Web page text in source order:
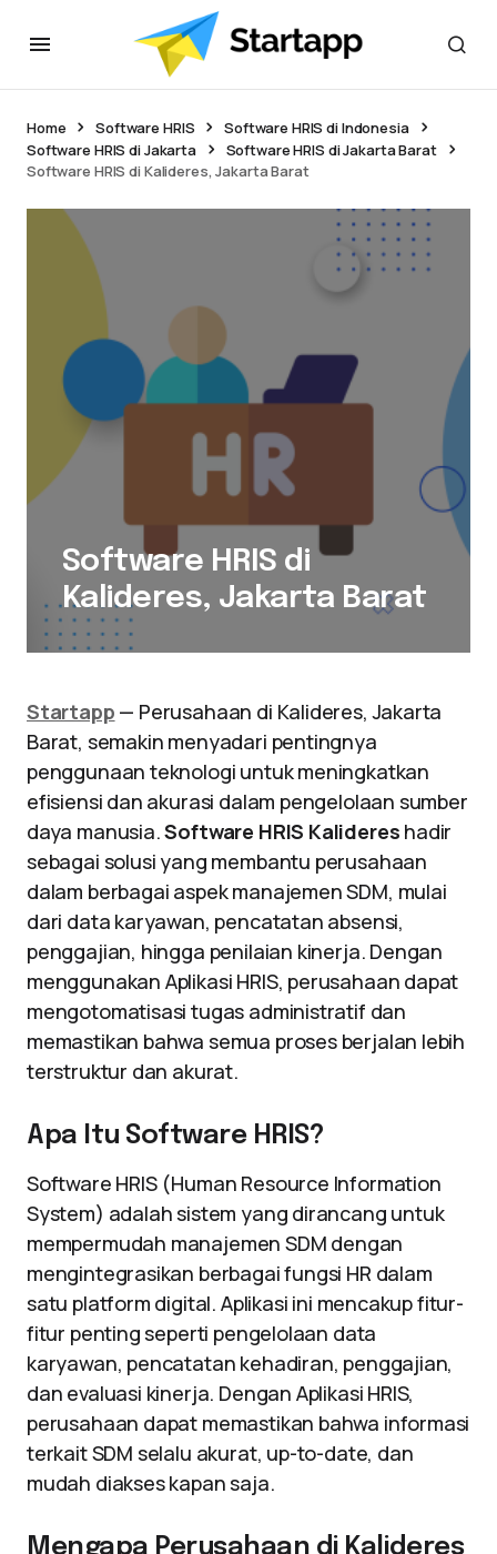
Home Software HRIS
Software HRIS di Indonesia
Software HRIS di Jakarta
Software HRIS di Jakarta Barat
Software HRIS di Kalideres, Jakarta Barat
Software HRIS di
Kalideres, Jakarta Barat
Startapp — Perusahaan di Kalideres, Jakarta
Barat, semakin menyadari pentingnya
penggunaan teknologi untuk meningkatkan
efisiensi dan akurasi dalam pengelolaan sumber
daya manusia.Software HRIS Kalideres hadir
sebagai solusi yang membantu perusahaan
dalam berbagai aspek manajemen SDM, mulai
dari data karyawan, pencatatan absensi,
penggajian, hingga penilaian kinerja. Dengan
menggunakan Aplikasi HRIS, perusahaan dapat
mengotomatisasi tugas administratif dan
memastikan bahwa semua proses berjalan lebih
terstruktur dan akurat.
Apa Itu Software HRIS?
Software HRIS (Human Resource Information
System) adalah sistem yang dirancang untuk
mempermudah manajemen SDM dengan
mengintegrasikan berbagai fungsi HR dalam
satu platform digital. Aplikasi ini mencakup fitur-
fitur penting seperti pengelolaan data
karyawan, pencatatan kehadiran, penggajian,
dan evaluasi kinerja. Dengan Aplikasi HRIS,
perusahaan dapat memastikan bahwa informasi
terkait SDM selalu akurat, up-to-date, dan
mudah diakses kapan saja.
Mengapa Perusahaan di Kalideres